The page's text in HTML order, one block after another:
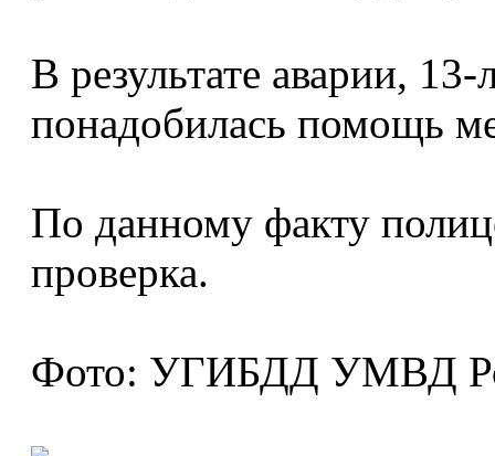
В результате аварии,
понадобилась помощь
По данному факту
проверка.
Фото: УГИБДД УМВД